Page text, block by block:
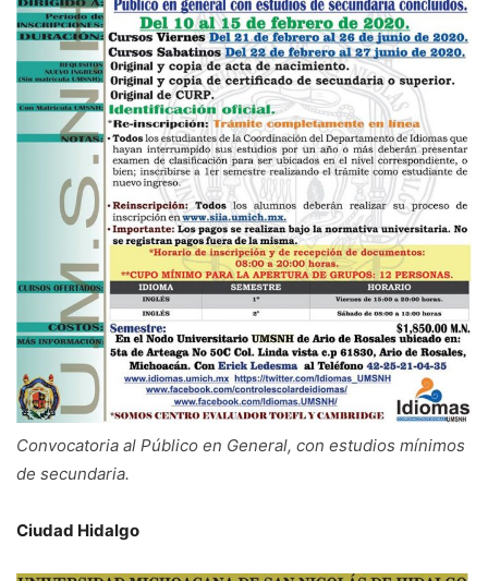
Convocatoria al Público en General, con estudios mínimos
de secundaria.
Ciudad Hidalgo